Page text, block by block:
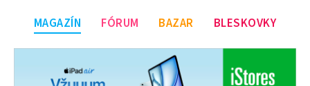
MAGAZÍN FÓRUM BAZAR BLESKOVKY